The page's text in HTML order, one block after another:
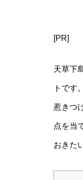
[PR]
天草下
トです
惹きつ
点を当
おきた